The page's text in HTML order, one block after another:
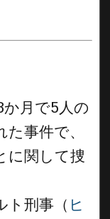
か月で5人の
事件で、
に関して捜
ト刑事（ ヒ